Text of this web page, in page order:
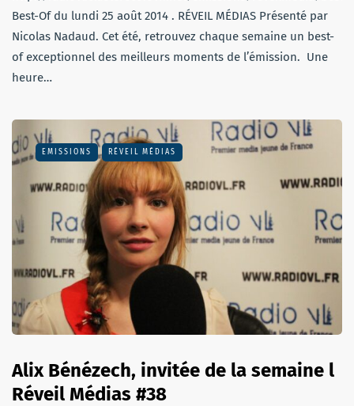
Best-Of du lundi 25 août 2014 . RÉVEIL MÉDIAS Présenté par
Nicolas Nadaud. Cet été, retrouvez chaque semaine un best-
of exceptionnel des meilleurs moments de l’émission. Une
heure…
EMISSIONS RÉVEIL MÉDIAS
Alix Bénézech, invitée de la semaine l
Réveil Médias #38